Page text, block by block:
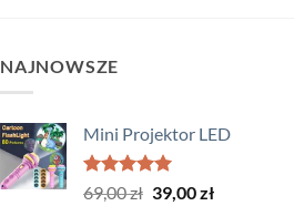
NAJNOWSZE
Mini Projektor LED
Oceniono
69,00zł Pierwotna
39,00złAktualna